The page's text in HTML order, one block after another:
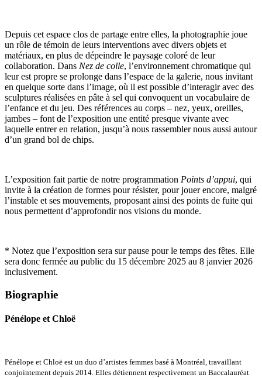
Depuis cet espace clos de partage entre elles, la photographie joue
un rôle de témoin de leurs interventions avec divers objets et
matériaux, en plus de dépeindre le paysage coloré de leur
collaboration. Dans Nez de colle, l’environnement chromatique qui
leur est propre se prolonge dans l’espace de la galerie, nous invitant
en quelque sorte dans l’image, où il est possible d’interagir avec des
sculptures réalisées en pâte à sel qui convoquent un vocabulaire de
l’enfance et du jeu. Des références au corps – nez, yeux, oreilles,
jambes – font de l’exposition une entité presque vivante avec
laquelle entrer en relation, jusqu’à nous rassembler nous aussi autour
d’un grand bol de chips.
L’exposition fait partie de notre programmation Points d’appui, qui
invite à la création de formes pour résister, pour jouer encore, malgré
l’instable et ses mouvements, proposant ainsi des points de fuite qui
nous permettent d’approfondir nos visions du monde.
* Notez que l’exposition sera sur pause pour le temps des fêtes. Elle
sera donc fermée au public du 15 décembre 2025 au 8 janvier 2026
inclusivement.
Biographie
Pénélope et Chloë
Pénélope et Chloë est un duo d’artistes femmes basé à Montréal, travaillant
conjointement depuis 2014. Elles détiennent respectivement un Baccalauréat